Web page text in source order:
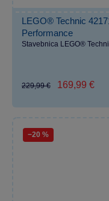
LEGO® Technic
Performance
Stavebnica LEGO®
229,99 € 169,99 €
−20 %